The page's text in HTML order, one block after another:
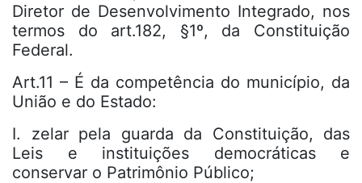
Diretor de Desenvolvimento Integrado, nos
termos do art.182, §1º, da Constituição
Federal.
Art.11 – É da competência do município, da
União e do Estado:
I. zelar pela guarda da Constituição, das
Leis e instituições democráticas e
conservar o Patrimônio Público;